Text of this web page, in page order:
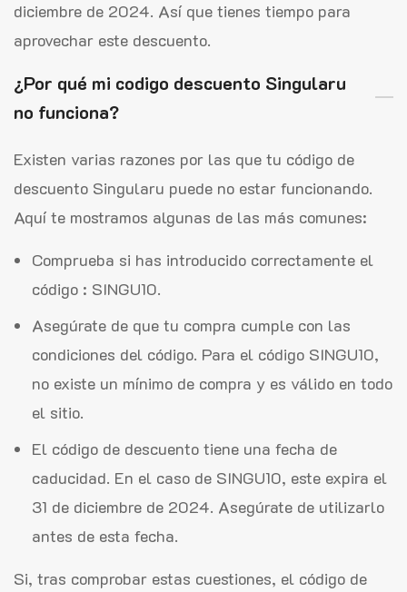
diciembre de 2024. Así que tienes tiempo para
aprovechar este descuento.
¿Por qué mi codigo descuento Singularu
no funciona?
Existen varias razones por las que tu código de
descuento Singularu puede no estar funcionando.
Aquí te mostramos algunas de las más comunes:
Comprueba si has introducido correctamente el
código : SINGU10.
Asegúrate de que tu compra cumple con las
condiciones del código. Para el código SINGU10,
no existe un mínimo de compra y es válido en todo
el sitio.
El código de descuento tiene una fecha de
caducidad. En el caso de SINGU10, este expira el
31 de diciembre de 2024. Asegúrate de utilizarlo
antes de esta fecha.
Si, tras comprobar estas cuestiones, el código de